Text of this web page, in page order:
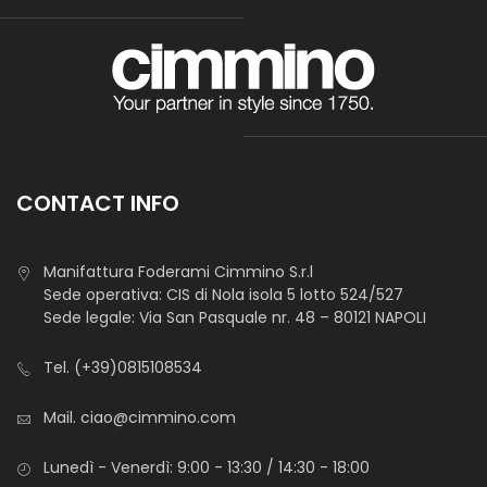
Maglina Cotone Frida
STANDARD 100 by OEKO-TEX®
temperature basse.
CONTACT INFO
Manifattura Foderami Cimmino S.r.l
Sede operativa: CIS di Nola isola 5 lotto 524/527
Sede legale: Via San Pasquale nr. 48 – 80121 NAPOLI
Tel. (+39)0815108534
Mail. ciao@cimmino.com
Lunedì - Venerdì: 9:00 - 13:30 / 14:30 - 18:00